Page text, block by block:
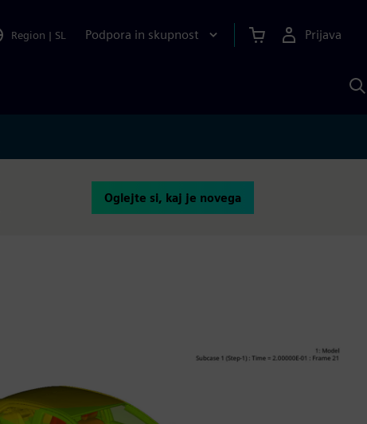
Region | SL Podpora in skupnost Prijava
s
Oglejte si, kaj je novega